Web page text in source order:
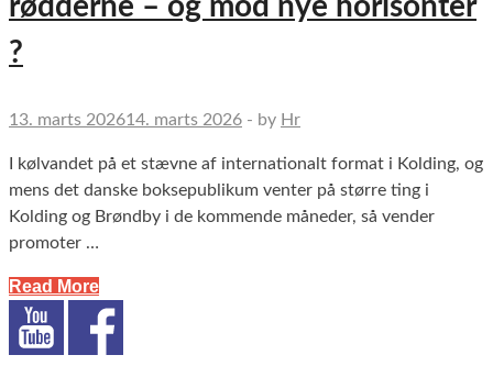
rødderne – og mod nye horisonter
?
13. marts 202614. marts 2026 - by Hr
I kølvandet på et stævne af internationalt format i Kolding, og
mens det danske boksepublikum venter på større ting i
Kolding og Brøndby i de kommende måneder, så vender
promoter …
Read More